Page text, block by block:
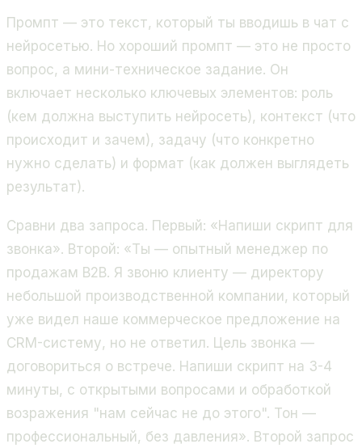
Промпт — это текст, который ты вводишь в чат с
нейросетью. Но хороший промпт — это не просто
вопрос, а мини-техническое задание. Он
включает несколько ключевых элементов: роль
(кем должна выступить нейросеть), контекст (что
происходит и зачем), задачу (что конкретно
нужно сделать) и формат (как должен выглядеть
результат).
Сравни два запроса. Первый: «Напиши скрипт для
звонка». Второй: «Ты — опытный менеджер по
продажам B2B. Я звоню клиенту — директору
небольшой производственной компании, который
уже видел наше коммерческое предложение на
CRM-систему, но не ответил. Цель звонка —
договориться о встрече. Напиши скрипт на 3-4
минуты, с открытыми вопросами и обработкой
возражения "нам сейчас не до этого". Тон —
профессиональный, без давления». Второй запрос